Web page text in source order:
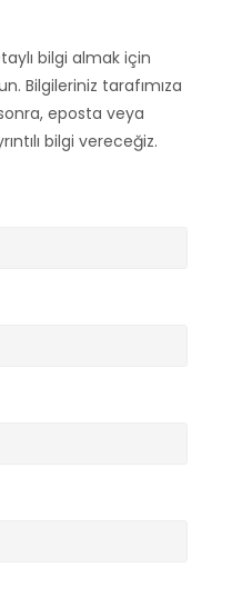
bilgi almak için
Bilgileriniz tarafımıza
eposta veya
bilgi vereceğiz.